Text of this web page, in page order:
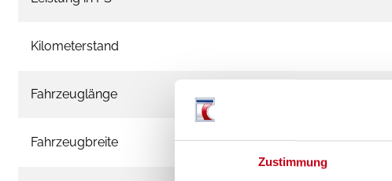
Zustimmung
Kilometerstand
Fahrzeuglänge
Fahrzeugbreite